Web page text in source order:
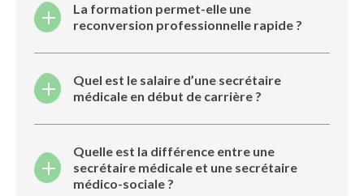
La formation permet-elle une
reconversion professionnelle rapide ?
Quel est le salaire d’une secrétaire
médicale en début de carrière ?
Quelle est la différence entre une
secrétaire médicale et une secrétaire
médico-sociale ?